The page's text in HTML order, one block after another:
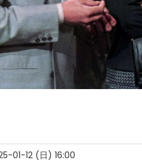
01-12 (日) 16:00